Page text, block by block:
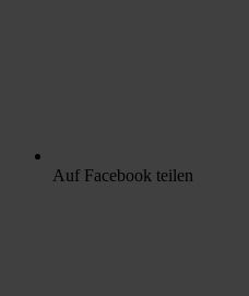
Auf Facebook teilen